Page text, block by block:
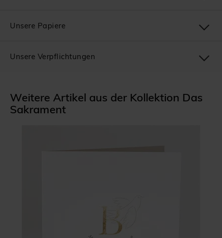
Weitere Artikel aus der Kollektion Das
Sakrament
Unsere Papiere
Unsere Verpflichtungen